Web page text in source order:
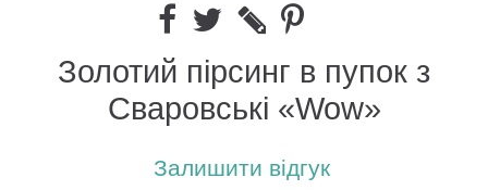
Золотий пірсинг в пупок з
Сваровські «Wow»
Залишити відгук